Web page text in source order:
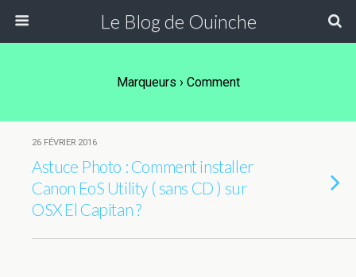
Le Blog de Ouinche
Marqueurs › Comment
26 FÉVRIER 2016
Astuce Photo : Comment installer
Canon EoS Utility ( sans CD ) sur
OSX El Capitan ?